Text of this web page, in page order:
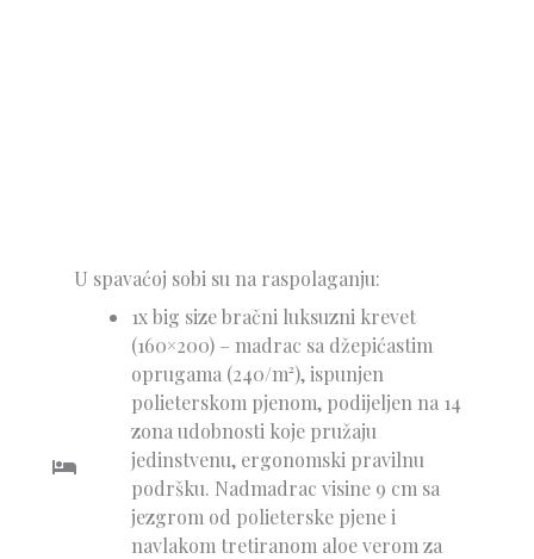
U spavaćoj sobi su na raspolaganju:
1x big size bračni luksuzni krevet
(160×200) – madrac sa džepićastim
oprugama (240/m²), ispunjen
polieterskom pjenom, podijeljen na 14
zona udobnosti koje pružaju
jedinstvenu, ergonomski pravilnu
podršku. Nadmadrac visine 9 cm sa
jezgrom od polieterske pjene i
navlakom tretiranom aloe verom za